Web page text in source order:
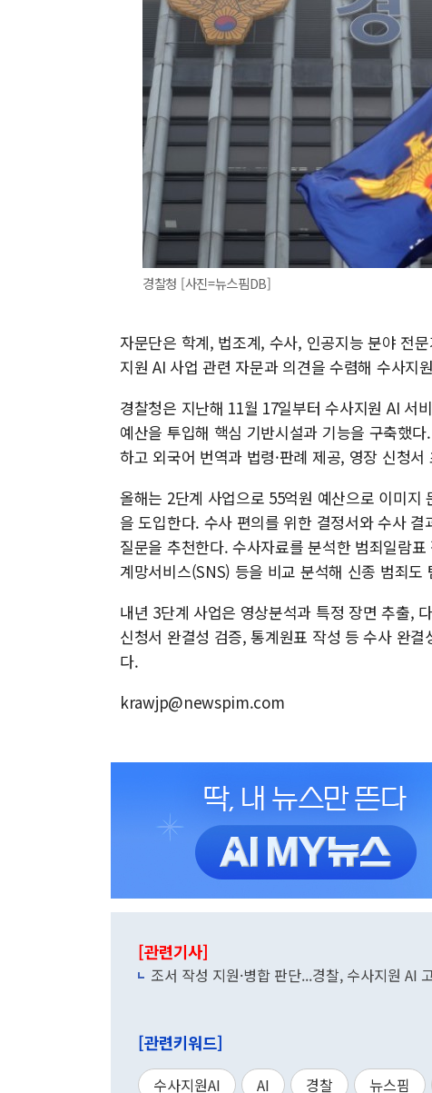
경찰청 [사진=뉴스핌DB]
자문단은 학계, 법조계, 수사, 인공지능 분야 전
지원 AI 사업 관련 자문과 의견을 수렴해 수사지
경찰청은 지난해 11월 17일부터 수사지원 AI 서
예산을 투입해 핵심 기반시설과 기능을 구축했
하고 외국어 번역과 법령·판례 제공, 영장 신청
올해는 2단계 사업으로 55억원 예산으로 이미
을 도입한다. 수사 편의를 위한 결정서와 수사
질문을 추천한다. 수사자료를 분석한 범죄일람
계망서비스(SNS) 등을 비교 분석해 신종 범죄도
내년 3단계 사업은 영상분석과 특정 장면 추출,
신청서 완결성 검증, 통계원표 작성 등 수사 완
다.
krawjp@newspim.com
[관련기사]
조서 작성 지원·병합 판단...경찰, 수사지원 AI
[관련키워드]
수사지원AI AI 경찰 뉴스핌